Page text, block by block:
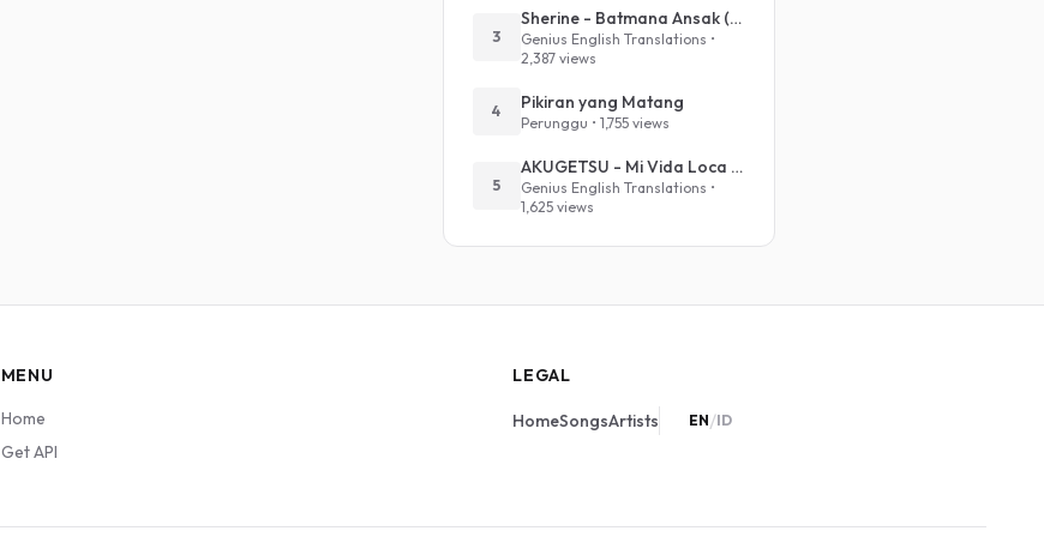
3
Sherine - Batmana Ansak (English Translation)
Genius English Translations •
2,387 views
4 Pikiran yang Matang
Perunggu • 1,755 views
5
AKUGETSU - Mi Vida Loca (VIVINOS - ALNST Sub : Till Part.1)
Genius English Translations •
1,625 views
MENU
Home
Get API
LEGAL
HomeSongsArtists EN/ID